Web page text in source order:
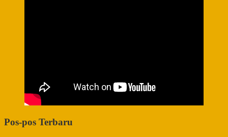
Pos-pos Terbaru